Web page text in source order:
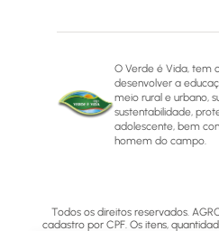
O Verde é Vida, tem
desenvolver a
meio rural e urbano,
sustentabilidade,
adolescente, bem
homem do campo.
Todos os direitos reservados.
cadastro por CPF. Os itens,